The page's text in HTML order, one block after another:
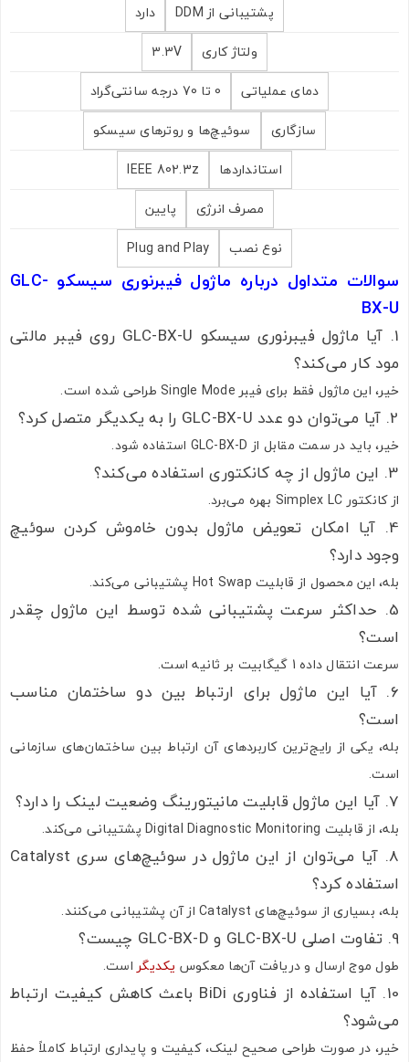
پشتیبانی از DDM
دارد
ولتاژ کاری
3.3V
دمای عملیاتی
0 تا 70 درجه سانتی‌گراد
سازگاری
سوئیچ‌ها و روترهای سیسکو
استانداردها
IEEE 802.3z
مصرف انرژی
پایین
نوع نصب
Plug and Play
سوالات متداول درباره ماژول فیبرنوری سیسکو GLC-
BX-U
1. آیا ماژول فیبرنوری سیسکو GLC-BX-U روی فیبر مالتی
مود کار می‌کند؟
خیر، این ماژول فقط برای فیبر Single Mode طراحی شده است.
2. آیا می‌توان دو عدد GLC-BX-U را به یکدیگر متصل کرد؟
خیر، باید در سمت مقابل از GLC-BX-D استفاده شود.
3. این ماژول از چه کانکتوری استفاده می‌کند؟
از کانکتور Simplex LC بهره می‌برد.
4. آیا امکان تعویض ماژول بدون خاموش کردن سوئیچ
وجود دارد؟
بله، این محصول از قابلیت Hot Swap پشتیبانی می‌کند.
5. حداکثر سرعت پشتیبانی شده توسط این ماژول چقدر
است؟
سرعت انتقال داده 1 گیگابیت بر ثانیه است.
6. آیا این ماژول برای ارتباط بین دو ساختمان مناسب
است؟
بله، یکی از رایج‌ترین کاربردهای آن ارتباط بین ساختمان‌های سازمانی
است.
7. آیا این ماژول قابلیت مانیتورینگ وضعیت لینک را دارد؟
بله، از قابلیت Digital Diagnostic Monitoring پشتیبانی می‌کند.
8. آیا می‌توان از این ماژول در سوئیچ‌های سری Catalyst
استفاده کرد؟
بله، بسیاری از سوئیچ‌های Catalyst از آن پشتیبانی می‌کنند.
9. تفاوت اصلی GLC-BX-U و GLC-BX-D چیست؟
طول موج ارسال و دریافت آن‌ها معکوس یکدیگر است.
10. آیا استفاده از فناوری BiDi باعث کاهش کیفیت ارتباط
می‌شود؟
خیر، در صورت طراحی صحیح لینک، کیفیت و پایداری ارتباط کاملاً حفظ